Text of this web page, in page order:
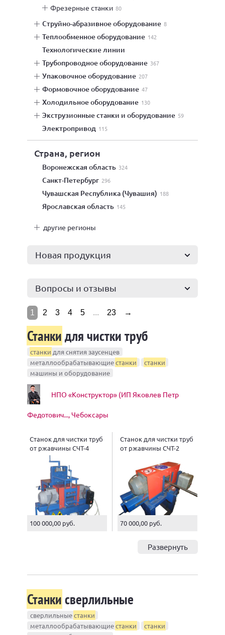
фрезерные станки 80
струйно-абразивное оборудование 8
теплообменное оборудование 142
технологические линии
трубопроводное оборудование 367
упаковочное оборудование 207
формовочное оборудование 47
холодильное оборудование 130
экструзионные станки и оборудование 59
электропривод 115
Страна, регион
Воронежская область 324
Санкт-Петербург 296
Чувашская Республика (Чувашия) 188
Ярославская область 145
другие регионы
Новая продукция
Вопросы и отзывы
1 2 3 4 5 ... 23 →
Станкидля чистки труб
станки для снятия заусенцев
металлообрабатывающиестанки
станки
машины и оборудование
НПО «Конструктор» (ИП Яковлев Петр
Федотович..., Чебоксары
Станок для чистки труб
от ржавчины СЧТ-4
100 000,00 руб.
Станок для чистки труб
от ржавчины СЧТ-2
70 000,00 руб.
Развернуть
Станкисверлильные
сверлильныестанки
металлообрабатывающиестанки
станки